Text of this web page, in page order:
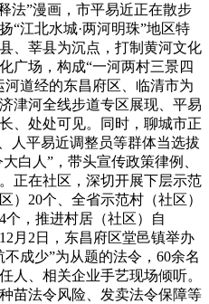
法”漫画，市平易近正在散步
“江北水城·两河明珠”地区特
、莘县为沉点，打制黄河文化
广场，构成“一河两村三景四
道经的东昌府区、临清市为
津河全线步道专区展现、平易
、处处可见。同时，聊城市正
人平易近调整员等群体当选拔
白人”，带头宣传政策律例、
正在社区，深切开展下层示范
）20个、全省示范村（社区）
个，推进村居（社区）自
月2日，东昌府区堂邑镇举办
成少”为从题的法令，60余名
人、相关企业手艺现场倾听。
苗法令风险、发卖法令保障等